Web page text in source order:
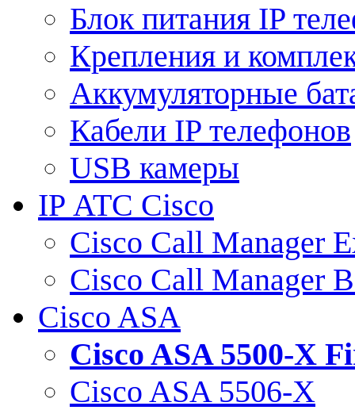
Блок питания IP
Крепления и
Аккумуляторные
Кабели IP телефонов
USB камеры
IP АТС Cisco
Cisco Call Manager
Cisco Call Manager
Cisco ASA
Cisco ASA 5500-X
Cisco ASA 5506-X